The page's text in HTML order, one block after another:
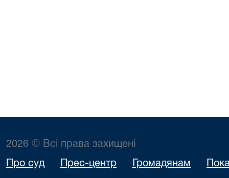
2026 © Всі права захищені
Про суд Прес-центр Громадянам